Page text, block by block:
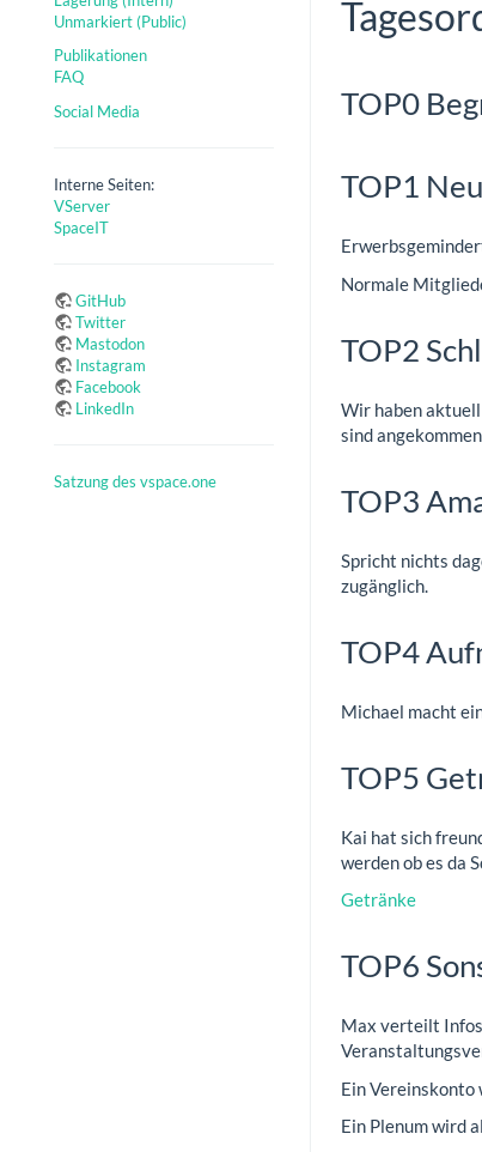
Unmarkiert (Public)
Publikationen
FAQ
Social Media
Interne Seiten:
VServer
SpaceIT
GitHub
Twitter
Mastodon
Instagram
Facebook
LinkedIn
Satzung des vspace.one
TOP0
TOP1
Normale
TOP2
Wir haben
sind
TOP3
Spricht nichts
zugänglich.
TOP4
Michael macht
TOP5
Kai hat sich
werden ob es da
Getränke
TOP6
Max verteilt Infos
Ein Vereinskonto
Ein Plenum wird